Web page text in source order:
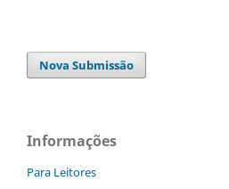
Nova Submissão
Informações
Para Leitores